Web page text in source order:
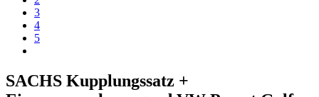
3
4
5
SACHS Kupplungssatz +